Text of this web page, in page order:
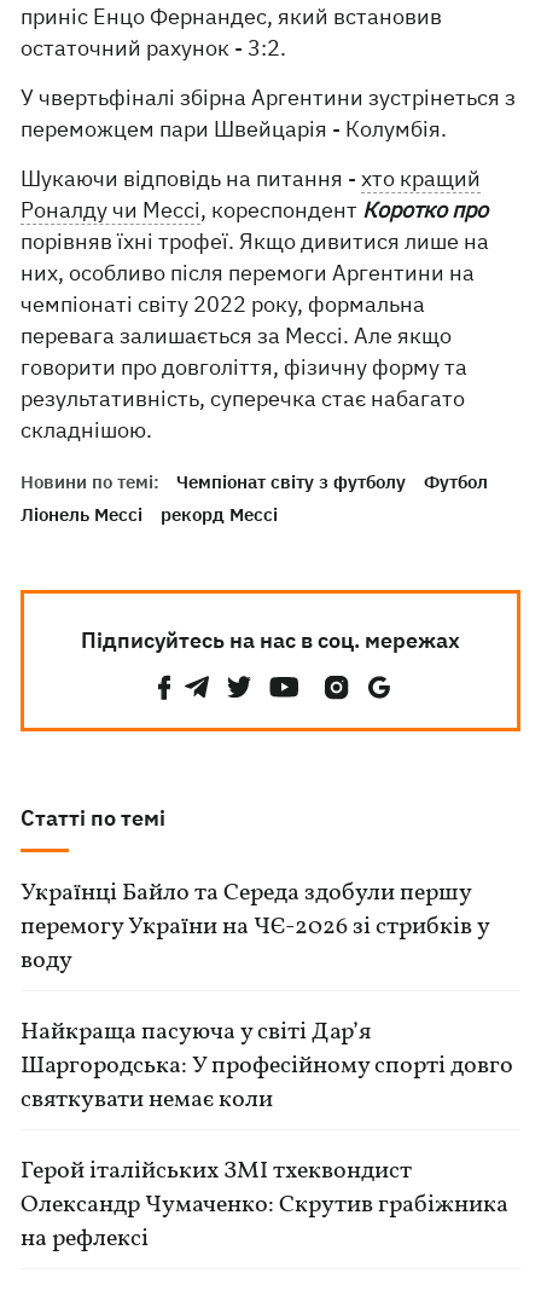
приніс Енцо Фернандес, який встановив
остаточний рахунок - 3:2.
У чвертьфіналі збірна Аргентини зустрінеться з
переможцем пари Швейцарія - Колумбія.
Шукаючи відповідь на питання -хто кращий
Роналду чи Мессі, кореспондент Коротко про
порівняв їхні трофеї. Якщо дивитися лише на
них, особливо після перемоги Аргентини на
чемпіонаті світу 2022 року, формальна
перевага залишається за Мессі. Але якщо
говорити про довголіття, фізичну форму та
результативність, суперечка стає набагато
складнішою.
Новини по темі: Чемпіонат світу з футболу
Футбол
Ліонель Мессі
рекорд Мессі
Підписуйтесь на нас в соц. мережах
Статті по темі
Українці Байло та Середа здобули першу
перемогу України на ЧЄ-2026 зі стрибків у
воду
Найкраща пасуюча у світі Дар’я
Шаргородська: У професійному спорті довго
святкувати немає коли
Герой італійських ЗМІ тхеквондист
Олександр Чумаченко: Скрутив грабіжника
на рефлексі